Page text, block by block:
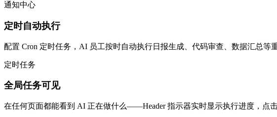
通知中心
定时自动执行
配置 Cron 定时任务，AI 员工按时自动执行日报生成、代码审查、数据汇总等
定时任务
全局任务可见
在任何页面都能看到 AI 正在做什么——Header 指示器实时显示执行进度，点击